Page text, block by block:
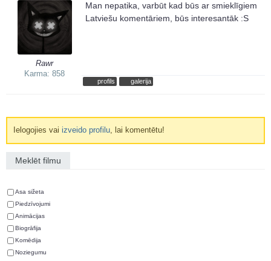
Rawr
Karma: 858
Man nepatika, varbūt kad būs ar smieklīgiem
Latviešu komentāriem, būs interesantāk :S
profils galerija
Ielogojies vaiizveido profilu, lai komentētu!
Meklēt filmu
Asa sižeta
Piedzīvojumi
Animācijas
Biogrāfija
Komēdija
Noziegumu